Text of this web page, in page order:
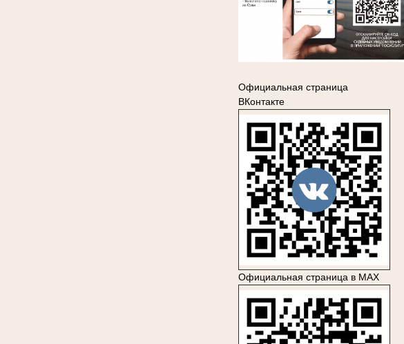
Официальная страница
ВКонтакте
Официальная страница в MAX